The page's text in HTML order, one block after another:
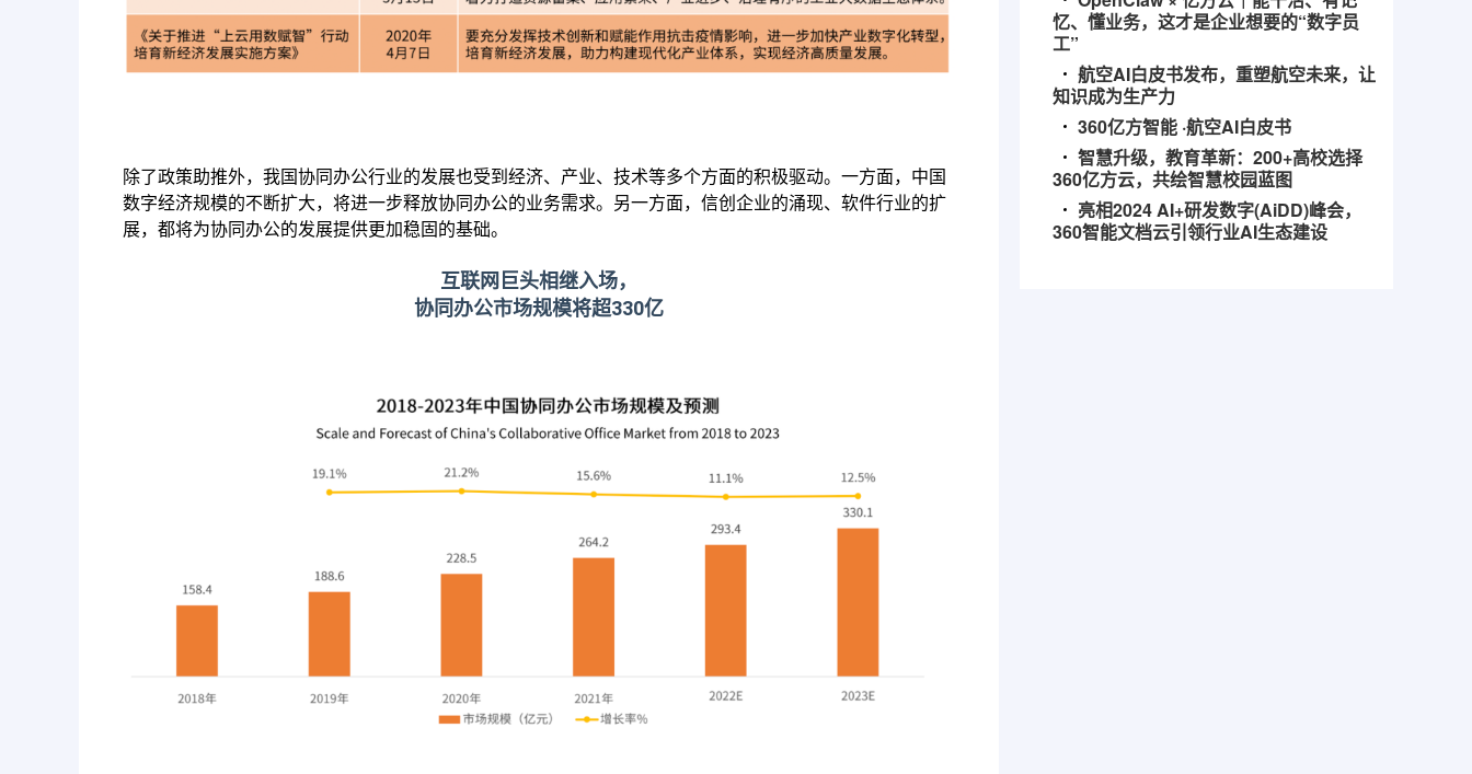
除了政策助推外，我国协同办公行业的发展也受到经济、产业、技术等多个方面的积极驱动。一方面，中国
数字经济规模的不断扩大，将进一步释放协同办公的业务需求。另一方面，信创企业的涌现、软件行业的扩
展，都将为协同办公的发展提供更加稳固的基础。
互联网巨头相继入场，
协同办公市场规模将超330亿
忆、懂业务，这才是企业想要的“数字员
工”
航空AI白皮书发布，重塑航空未来，让
知识成为生产力
360亿方智能 ·航空AI白皮书
智慧升级，教育革新：200+高校选择
360亿方云，共绘智慧校园蓝图
亮相2024 AI+研发数字(AiDD)峰会，
360智能文档云引领行业AI生态建设